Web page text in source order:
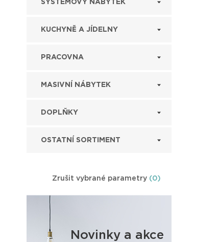
SYSTÉMOVÝ NÁBYTEK
KUCHYNĚ A JÍDELNY
PRACOVNA
MASIVNÍ NÁBYTEK
DOPLŇKY
OSTATNÍ SORTIMENT
Zrušit vybrané parametry (0)
Novinky a akce